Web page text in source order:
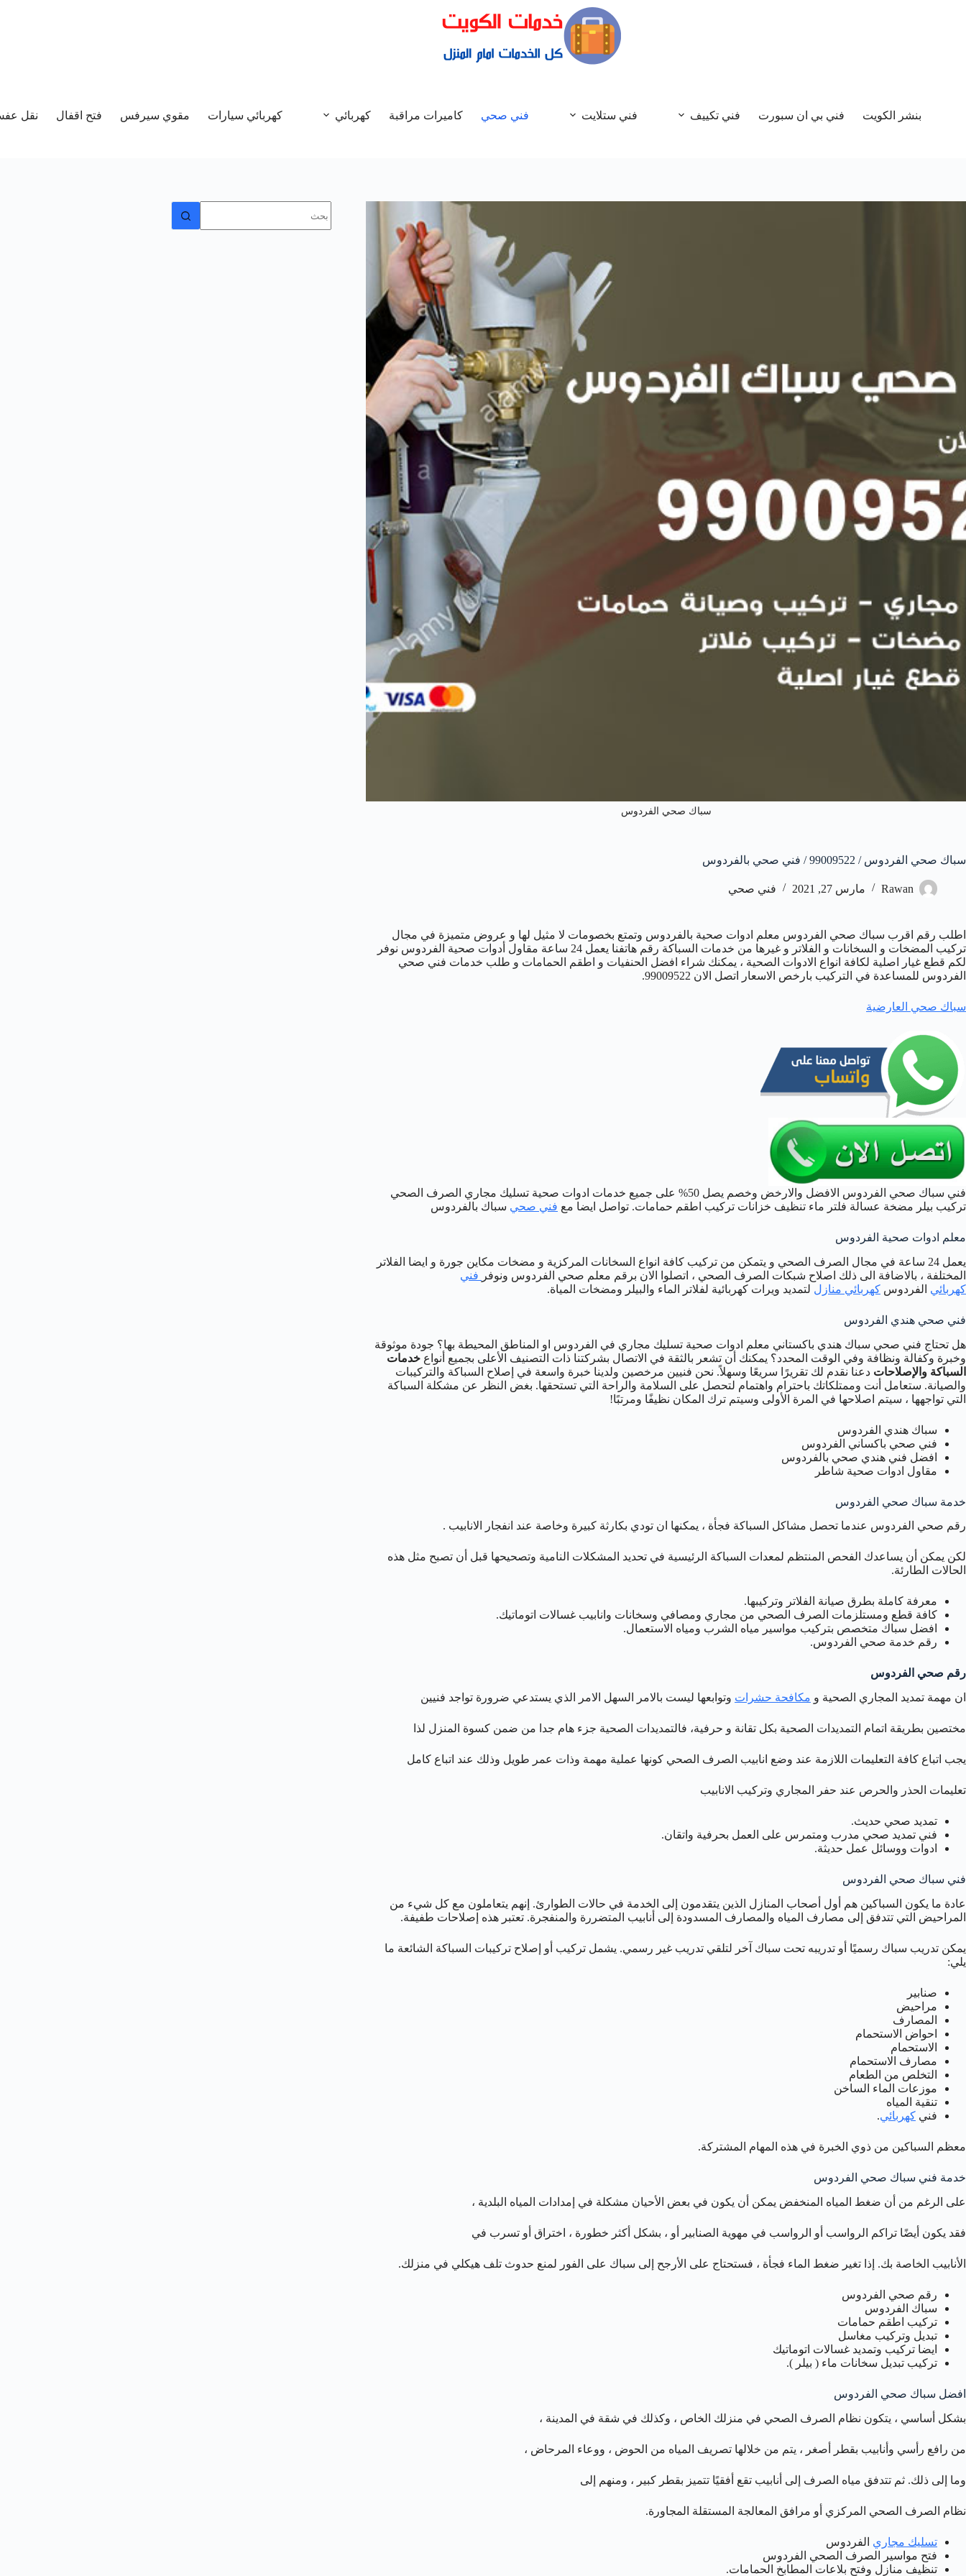
بنشر الكويت فني بي ان سبورت فني تكييف فني ستلايت فني صحي كاميرات مراقبة كهربائي كهربائي سيارات مقوي سيرفس فتح اقفال نقل
سباك صحي الفردوس
سباك صحي الفردوس / 99009522 / فني صحي بالفردوس
Rawan مارس 27, 2021 فني صحي
اطلب رقم اقرب سباك صحي الفردوس معلم ادوات صحية بالفردوس وتمتع بخصومات لا مثيل لها و عروض متميزة في مجال
تركيب المضخات و السخانات و الفلاتر و غيرها من خدمات السباكة رقم هاتفنا يعمل 24 ساعة مقاول أدوات صحية الفردوس نوفر
لكم قطع غيار اصلية لكافة انواع الادوات الصحية ، يمكنك شراء افضل الحنفيات و اطقم الحمامات و طلب خدمات فني صحي
الفردوس للمساعدة في التركيب بارخص الاسعار اتصل الان 99009522.
سباك صحي العارضية
فني سباك صحي الفردوس الافضل والارخض وخصم يصل 50% على جميع خدمات ادوات صحية تسليك مجاري الصرف الصحي
تركيب بيلر مضخة عسالة فلتر ماء تنظيف خزانات تركيب اطقم حمامات. تواصل ايضا مع فني صحي سباك بالفردوس
معلم ادوات صحية الفردوس
يعمل 24 ساعة في مجال الصرف الصحي و يتمكن من تركيب كافة انواع السخانات المركزية و مضخات مكاين جورة و ايضا الفلاتر
المختلفة ، بالاضافة الى ذلك اصلاح شبكات الصرف الصحي ، اتصلوا الان برقم معلم صحي الفردوس ونوفر فني
كهربائي الفردوس كهربائي منازل لتمديد ويرات كهربائية لفلاتر الماء والبيلر ومضخات المياة.
فني صحي هندي الفردوس
هل تحتاج فني صحي سباك هندي باكستاني معلم ادوات صحية تسليك مجاري في الفردوس او المناطق المحيطة بها؟ جودة موثوقة
وخبرة وكفالة ونظافة وفي الوقت المحدد؟ يمكنك أن تشعر بالثقة في الاتصال بشركتنا ذات التصنيف الأعلى بجميع أنواع خدمات
السباكة والإصلاحات دعنا نقدم لك تقريرًا سريعًا وسهلاً. نحن فنيين مرخصين ولدينا خبرة واسعة في إصلاح السباكة والتركيبات
والصيانة. ستعامل أنت وممتلكاتك باحترام واهتمام لتحصل على السلامة والراحة التي تستحقها. بغض النظر عن مشكلة السباكة
التي تواجهها ، سيتم اصلاحها في المرة الأولى وسيتم ترك المكان نظيفًا ومرتبًا!
سباك هندي الفردوس
فني صحي باكساني الفردوس
افضل فني هندي صحي بالفردوس
مقاول ادوات صحية شاطر
خدمة سباك صحي الفردوس
رقم صحي الفردوس عندما تحصل مشاكل السباكة فجأة ، يمكنها ان تودي بكارثة كبيرة وخاصة عند انفجار الانابيب .
لكن يمكن أن يساعدك الفحص المنتظم لمعدات السباكة الرئيسية في تحديد المشكلات النامية وتصحيحها قبل أن تصبح مثل هذه
الحالات الطارئة.
معرفة كاملة بطرق صيانة الفلاتر وتركيبها.
كافة قطع ومستلزمات الصرف الصحي من مجاري ومصافي وسخانات وانابيب غسالات اتوماتيك.
افضل سباك متخصص بتركيب مواسير مياه الشرب ومياه الاستعمال.
رقم خدمة صحي الفردوس.
رقم صحي الفردوس
ان مهمة تمديد المجاري الصحية و مكافحة حشرات وتوابعها ليست بالامر السهل الامر الذي يستدعي ضرورة تواجد فنيين
مختصين بطريقة اتمام التمديدات الصحية بكل تقانة و حرفية، فالتمديدات الصحية جزء هام جدا من ضمن كسوة المنزل لذا
يجب اتباع كافة التعليمات اللازمة عند وضع انابيب الصرف الصحي كونها عملية مهمة وذات عمر طويل وذلك عند اتباع كامل
تعليمات الحذر والحرص عند حفر المجاري وتركيب الانابيب
تمديد صحي حديث.
فني تمديد صحي مدرب ومتمرس على العمل بحرفية واتقان.
ادوات ووسائل عمل حديثة.
فني سباك صحي الفردوس
عادة ما يكون السباكين هم أول أصحاب المنازل الذين يتقدمون إلى الخدمة في حالات الطوارئ. إنهم يتعاملون مع كل شيء من
المراحيض التي تتدفق إلى مصارف المياه والمصارف المسدودة إلى أنابيب المتضررة والمنفجرة. تعتبر هذه إصلاحات طفيفة.
يمكن تدريب سباك رسميًا أو تدريبه تحت سباك آخر لتلقي تدريب غير رسمي. يشمل تركيب أو إصلاح تركيبات السباكة الشائعة ما
يلي:
صنابير
مراحيض
المصارف
احواض الاستحمام
الاستحمام
مصارف الاستحمام
التخلص من الطعام
موزعات الماء الساخن
تنقية المياه
فني كهربائي.
معظم السباكين من ذوي الخبرة في هذه المهام المشتركة.
خدمة فني سباك صحي الفردوس
على الرغم من أن ضغط المياه المنخفض يمكن أن يكون في بعض الأحيان مشكلة في إمدادات المياه البلدية ،
فقد يكون أيضًا تراكم الرواسب أو الرواسب في مهوية الصنابير أو ، بشكل أكثر خطورة ، اختراق أو تسرب في
الأنابيب الخاصة بك. إذا تغير ضغط الماء فجأة ، فستحتاج على الأرجح إلى سباك على الفور لمنع حدوث تلف هيكلي في منزلك.
رقم صحي الفردوس
سباك الفردوس
تركيب اطقم حمامات
تبديل وتركيب مغاسل
ايضا تركيب وتمديد غسالات اتوماتيك
تركيب تبديل سخانات ماء ( بيلر ).
افضل سباك صحي الفردوس
بشكل أساسي ، يتكون نظام الصرف الصحي في منزلك الخاص ، وكذلك في شقة في المدينة ،
من رافع رأسي وأنابيب بقطر أصغر ، يتم من خلالها تصريف المياه من الحوض ، ووعاء المرحاض ،
وما إلى ذلك. ثم تتدفق مياه الصرف إلى أنابيب تقع أفقيًا تتميز بقطر كبير ، ومنهم إلى
نظام الصرف الصحي المركزي أو مرافق المعالجة المستقلة المجاورة.
تسليك مجاري الفردوس
فتح مواسير الصرف الصحي الفردوس
تنظيف منازل وفتح بلاعات المطابخ الحمامات.